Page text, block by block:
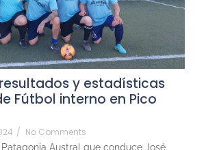
y estadísticas
Fútbol interno en Pico
/ No Comments
Austral que conduce José